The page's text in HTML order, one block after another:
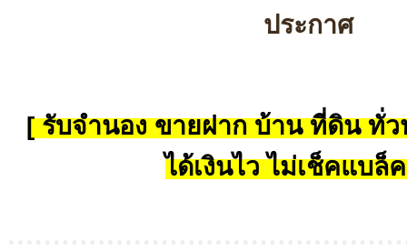
ประกาศ
[ รับจำนอง ขายฝาก บ้าน ที่ดิน ทั่ว
ได้เงินไว ไม่เช็คแบล็